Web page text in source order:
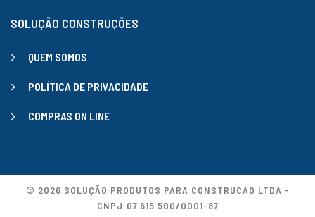
SOLUÇÃO CONSTRUÇÕES
QUEM SOMOS
POLÍTICA DE PRIVACIDADE
COMPRAS ON LINE
© 2026 SOLUÇÃO PRODUTOS PARA CONSTRUCAO LTDA -
CNPJ:07.615.500/0001-87